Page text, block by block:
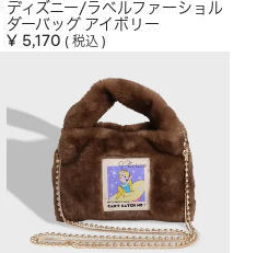
ディズニー/ラベルファーショル
ダーバッグ アイボリー
¥ 5,170 税込